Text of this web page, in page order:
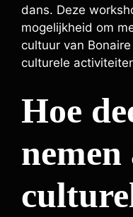
dans. Deze
mogelijkheid om
cultuur van
culturele
Hoe
nemen